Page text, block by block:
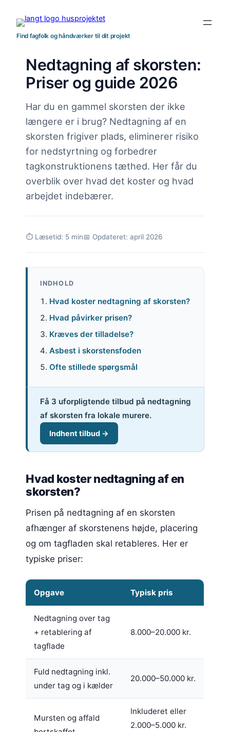
indhold
Find fagfolk og håndværker til dit projekt
Nedtagning af skorsten:
Priser og guide 2026
Har du en gammel skorsten der ikke
længere er i brug? Nedtagning af en
skorsten frigiver plads, eliminerer risiko
for nedstyrtning og forbedrer
tagkonstruktionens tæthed. Her får du
overblik over hvad det koster og hvad
arbejdet indebærer.
⏱ Læsetid: 5 min📅 Opdateret: april 2026
INDHOLD
Hvad koster nedtagning af skorsten?
Hvad påvirker prisen?
Kræves der tilladelse?
Asbest i skorstensfoden
Ofte stillede spørgsmål
Få 3 uforpligtende tilbud på nedtagning
af skorsten fra lokale murere.
Indhent tilbud →
Hvad koster nedtagning af en
skorsten?
Prisen på nedtagning af en skorsten
afhænger af skorstenens højde, placering
og om tagfladen skal retableres. Her er
typiske priser:
Opgave Typisk pris
Nedtagning over tag
+ retablering af
tagflade
8.000–20.000 kr.
Fuld nedtagning inkl.
under tag og i kælder
20.000–50.000 kr.
Mursten og affald
Inkluderet eller
2.000–5.000 kr.